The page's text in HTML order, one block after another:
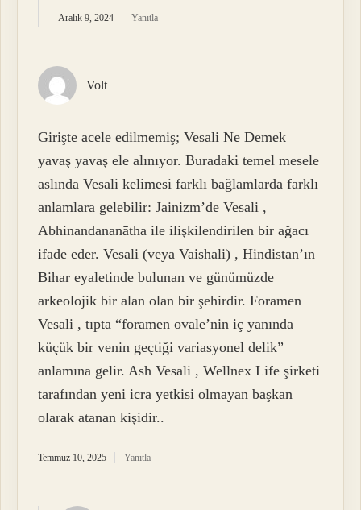
Aralık 9, 2024 Yanıtla
Volt
Girişte acele edilmemiş; Vesali Ne Demek
yavaş yavaş ele alınıyor. Buradaki temel mesele
aslında Vesali kelimesi farklı bağlamlarda farklı
anlamlara gelebilir: Jainizm’de Vesali ,
Abhinandananātha ile ilişkilendirilen bir ağacı
ifade eder. Vesali (veya Vaishali) , Hindistan’ın
Bihar eyaletinde bulunan ve günümüzde
arkeolojik bir alan olan bir şehirdir. Foramen
Vesali , tıpta “foramen ovale’nin iç yanında
küçük bir venin geçtiği variasyonel delik”
anlamına gelir. Ash Vesali , Wellnex Life şirketi
tarafından yeni icra yetkisi olmayan başkan
olarak atanan kişidir..
Temmuz 10, 2025 Yanıtla